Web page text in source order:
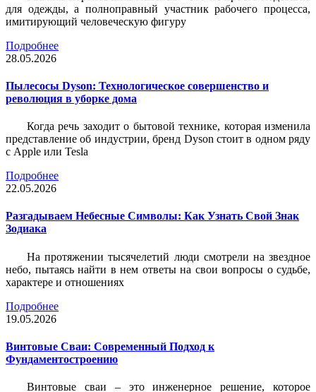
для одежды, а полноправный участник рабочего процесса,
имитирующий человеческую фигуру
Подробнее
28.05.2026
Пылесосы Dyson: Технологическое совершенство и
революция в уборке дома
Когда речь заходит о бытовой технике, которая изменила
представление об индустрии, бренд Dyson стоит в одном ряду
с Apple или Tesla
Подробнее
22.05.2026
Разгадываем Небесные Символы: Как Узнать Свой Знак
Зодиака
На протяжении тысячелетий люди смотрели на звездное
небо, пытаясь найти в нем ответы на свои вопросы о судьбе,
характере и отношениях
Подробнее
19.05.2026
Винтовые Сваи: Современный Подход к
Фундаментостроению
Винтовые сваи – это инженерное решение, которое